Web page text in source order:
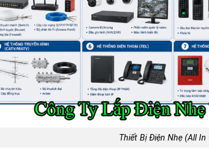
Thiết Bị Điện Nhẹ (All In